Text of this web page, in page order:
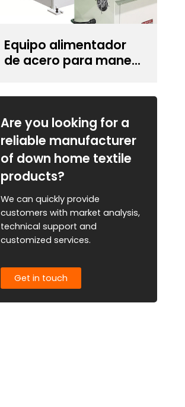
Equipo alimentador
de acero para manejo
Are you looking for a
reliable manufacturer
of down home textile
products?
We can quickly provide
customers with market analysis,
technical support and
customized services.
Get in touch